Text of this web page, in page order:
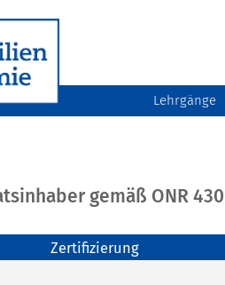
Lehrgänge
gemäß ONR
Zertifizierung